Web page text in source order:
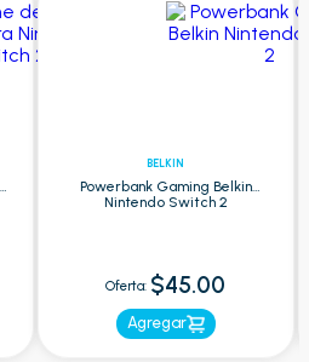
BELKIN
Powerbank Gaming Belkin
Nintendo Switch 2
Oferta: $45.00
Agregar